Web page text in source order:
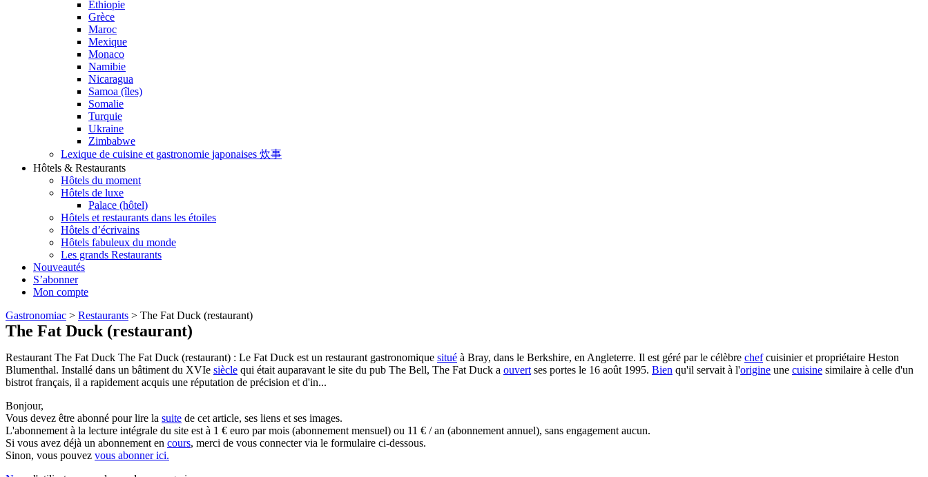
Éthiopie
Grèce
Maroc
Mexique
Monaco
Namibie
Nicaragua
Samoa (îles)
Somalie
Turquie
Ukraine
Zimbabwe
Lexique de cuisine et gastronomie japonaises 炊事
Hôtels & Restaurants
Hôtels du moment
Hôtels de luxe
Palace (hôtel)
Hôtels et restaurants dans les étoiles
Hôtels d’écrivains
Hôtels fabuleux du monde
Les grands Restaurants
Nouveautés
S’abonner
Mon compte
Gastronomiac > Restaurants > The Fat Duck (restaurant)
The Fat Duck (restaurant)
Restaurant The Fat Duck The Fat Duck (restaurant) : Le Fat Duck est un restaurant gastronomique situé à Bray, dans le Berkshire, en Angleterre. Il est géré par le célèbre chefcuisinier et propriétaire Heston
Blumenthal. Installé dans un bâtiment du XVIe siècle qui était auparavant le site du pub The Bell, The Fat Duck a ouvert ses portes le 16 août 1995. Bien qu'il servait à l'origine une cuisine similaire à celle d'un
bistrot français, il a rapidement acquis une réputation de précision et d'in...
Bonjour,
Vous devez être abonné pour lire la suite de cet article, ses liens et ses images.
L'abonnement à la lecture intégrale du site est à 1 € euro par mois (abonnement mensuel) ou 11 € / an (abonnement annuel), sans engagement aucun.
Si vous avez déjà un abonnement en cours, merci de vous connecter via le formulaire ci-dessous.
Sinon, vous pouvez vous abonner ici.